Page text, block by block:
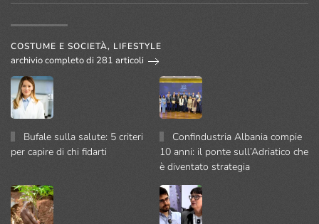
COSTUME E SOCIETÀ, LIFESTYLE
archivio completo di 281 articoli
Bufale sulla salute: 5 criteri
per capire di chi fidarti
Confindustria Albania compie
10 anni: il ponte sull’Adriatico che
è diventato strategia